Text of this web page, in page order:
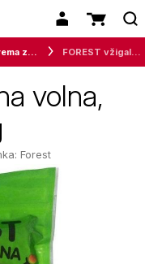
Oprema za žar
volna,
Forest